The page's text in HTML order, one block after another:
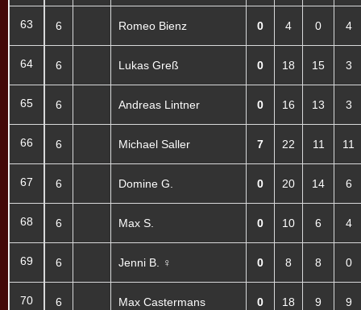
63
64
65
66
67
68
69
70
6 Romeo Bienz 0 4 0 4
6 Lukas Greß 0 18 15 3
6 Andreas Lintner 0 16 13 3
6 Michael Saller 7 22 11 11
6 Domine G. 0 20 14 6
6 Max S. 0 10 6 4
6 Jenni B. ♀ 0 8 8 0
6 Max Castermans 0 18 9 9